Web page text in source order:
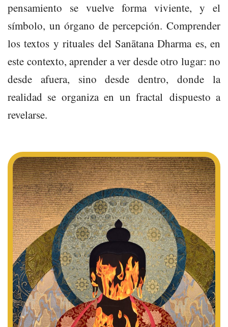
pensamiento se vuelve forma viviente, y el
símbolo, un órgano de percepción. Comprender
los textos y rituales del Sanātana Dharma es, en
este contexto, aprender a ver desde otro lugar: no
desde afuera, sino desde dentro, donde la
realidad se organiza en un fractal dispuesto a
revelarse.